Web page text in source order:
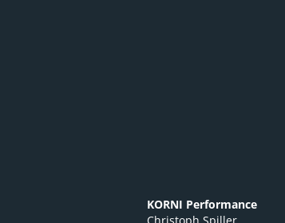
KORNI Performance
Christoph Spiller